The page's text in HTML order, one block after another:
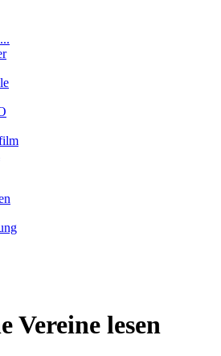
Vereine lesen